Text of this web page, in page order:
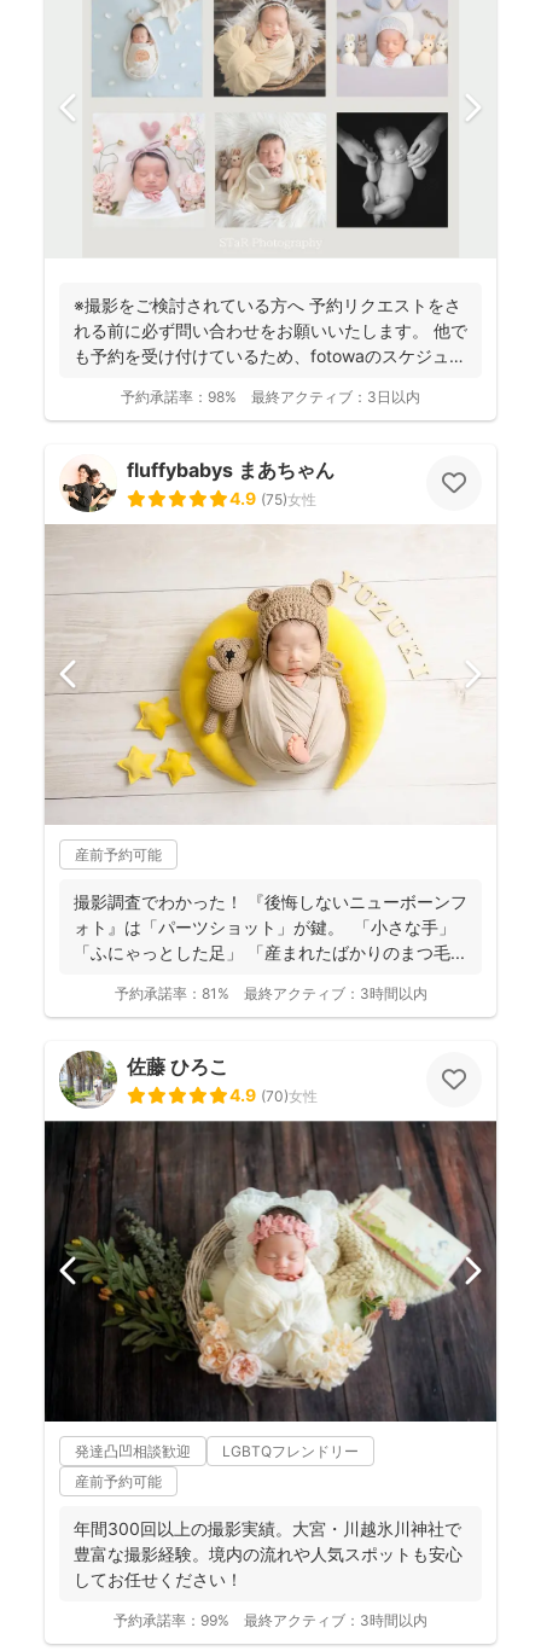
※撮影をご検討されている方へ 予約リクエストをさ
れる前に必ず問い合わせをお願いいたします。 他で
も予約を受け付けているため、fotowaのスケジュー
予約承諾率： 98% 最終アクティブ： 3日以内
fluffybabys まあちゃん
4.9 (75)女性
産前予約可能
撮影調査でわかった！ 『後悔しないニューボーンフ
ォト』は「パーツショット」が鍵。 「小さな手」
「ふにゃっとした足」 「産まれたばかりのまつ毛...
予約承諾率： 81% 最終アクティブ： 3時間以内
佐藤 ひろこ
4.9 (70)女性
発達凸凹相談歓迎
LGBTQフレンドリー
産前予約可能
年間300回以上の撮影実績。大宮・川越氷川神社で
豊富な撮影経験。境内の流れや人気スポットも安心
してお任せください！
予約承諾率： 99% 最終アクティブ： 3時間以内